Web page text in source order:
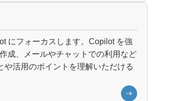
にフォーカスします。Copilot を強
成、メールやチャットでの利用など
や活用のポイントを理解いただける